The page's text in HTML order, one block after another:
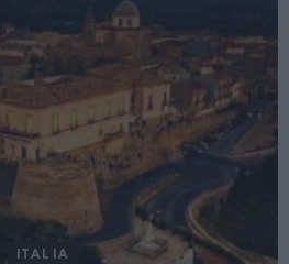
ITALIA